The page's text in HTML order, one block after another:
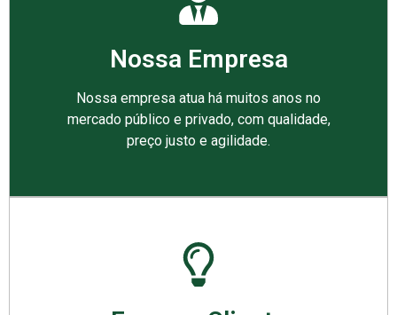
Nossa Empresa
Nossa empresa atua há muitos anos no
mercado público e privado, com qualidade,
preço justo e agilidade.